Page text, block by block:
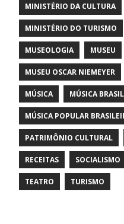
MINISTÉRIO DA CULTURA
MINISTÉRIO DO TURISMO
MUSEOLOGIA MUSEU
MUSEU OSCAR NIEMEYER
MÚSICA MÚSICA
MÚSICA POPULAR
PATRIMÔNIO CULTURAL
RECEITAS SOCIALISMO
TEATRO TURISMO